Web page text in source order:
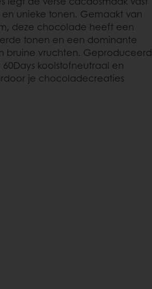
unieke tonen. Gemaakt van
deze chocolade heeft een
tonen en een dominante
bruine vruchten. Geproduceerd
koolstofneutraal en
je chocoladecreaties